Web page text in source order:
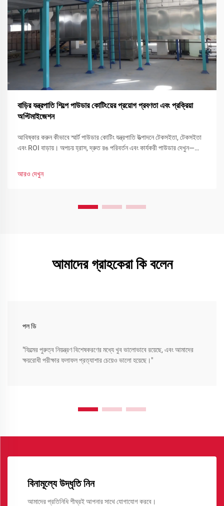
বাড়ির যন্ত্রপাতি শিল্পে পাউডার কোটিংয়ের প্রয়োগ প্রবণতা এবং প্রক্রিয়া
অপ্টিমাইজেশন
আবিষ্কার করুন কীভাবে স্মার্ট পাউডার কোটিং যন্ত্রপাতি উত্পাদনে টেকসইতা, টেকসইতা
এবং ROI বাড়ায়। অপচয় হ্রাস, দ্রুত রঙ পরিবর্তন এবং কার্যকরী পাউডার দেখুন—
আরও দেখুন
আমাদের গ্রাহকেরা কি বলেন
পল ডি
"ফিল্মের পুরুত্ব নিয়ন্ত্রণ বিশেষকরণের মধ্যে খুব ভালোভাবে রয়েছে, এবং আমাদের
ক্ষয়রোধী পরীক্ষার ফলাফল প্রত্যাশার চেয়েও ভালো হয়েছে।"
বিনামূল্যে উদ্ধৃতি নিন
আমাদের প্রতিনিধি শীঘ্রই আপনার সাথে যোগাযোগ করবে।